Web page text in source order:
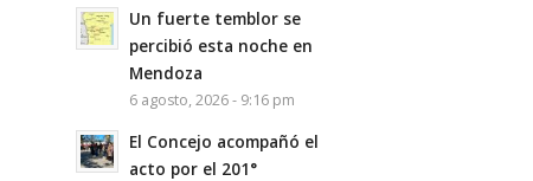
Un fuerte temblor se
percibió esta noche en
Mendoza
6 agosto, 2026 - 9:16 pm
El Concejo acompañó el
acto por el 201°